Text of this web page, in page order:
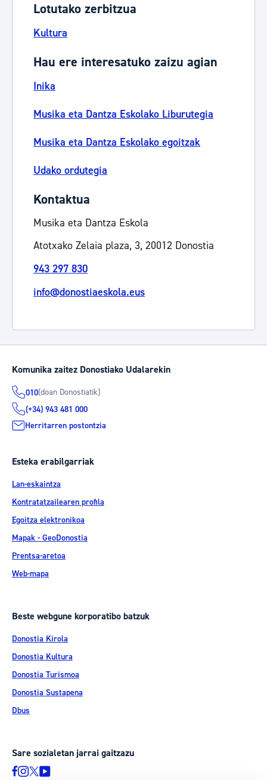
Lotutako zerbitzua
Kultura
Hau ere interesatuko zaizu agian
Inika
Musika eta Dantza Eskolako Liburutegia
Musika eta Dantza Eskolako egoitzak
Udako ordutegia
Kontaktua
Musika eta Dantza Eskola
Atotxako Zelaia plaza, 3, 20012 Donostia
943 297 830
info@donostiaeskola.eus
Komunika zaitez Donostiako Udalarekin
010(doan Donostiatik)
(+34) 943 481 000
Herritarren postontzia
Esteka erabilgarriak
Lan-eskaintza
Kontratatzailearen profila
Egoitza elektronikoa
Mapak - GeoDonostia
Prentsa-aretoa
Web-mapa
Beste webgune korporatibo batzuk
Donostia Kirola
Donostia Kultura
Donostia Turismoa
Donostia Sustapena
Dbus
Sare sozialetan jarrai gaitzazu